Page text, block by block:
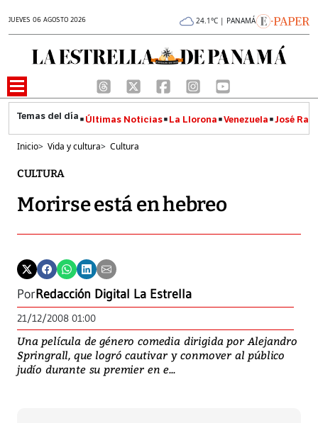
JUEVES 06 AGOSTO 2026 24.1°C | PANAMÁ
Últimas Noticias La Llorona Venezuela José
Inicio> Vida y cultura> Cultura
CULTURA
Morirse está en hebreo
PorRedacción Digital La Estrella
21/12/2008 01:00
Una película de género comedia dirigida por Alejandro
Springrall, que logró cautivar y conmover al público
judío durante su premier en e...